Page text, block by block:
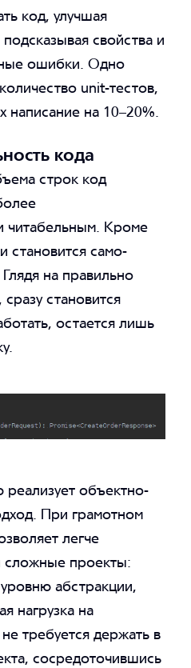
код, улучшая
свойства и
ошибки. Одно
unit-тестов,
написание на 10–20%.
кода
строк код
читабельным. Кроме
становится само-
на правильно
становится
остается лишь
объектно-
При грамотном
легче
сложные проекты:
абстракции,
нагрузка на
требуется держать в
сосредоточившись